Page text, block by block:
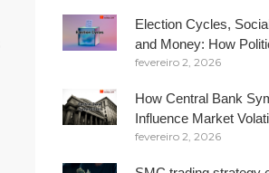
Election Cycles,
and Money: How
Your Wallet
fevereiro 2, 2026
How Central Bank
Influence Market
the Globe
fevereiro 2, 2026